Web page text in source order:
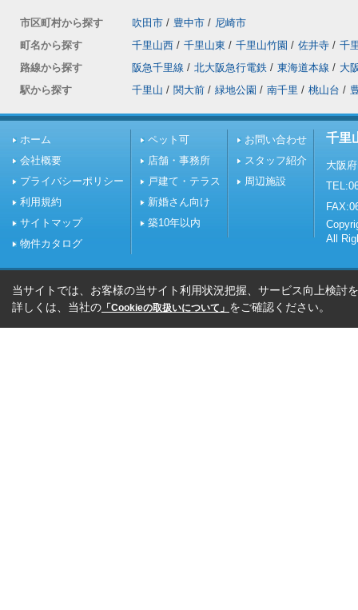
市区町村から探す 吹田市 / 豊中市 / 尼崎市
町名から探す
千里山西 / 千里山東 / 千里山竹園 / 佐井寺 / 千
路線から探す
阪急千里線 / 北大阪急行電鉄 / 東海道本線 / 大
駅から探す
千里山 / 関大前 / 緑地公園 / 南千里 / 桃山台 /
ホーム
会社概要
プライバシーポリシー
利用規約
サイトマップ
物件カタログ
ペット可
店舗・事務所
戸建て・テラス
新婚さん向け
築10年以内
お問い合わせ
スタッフ紹介
周辺施設
千里
大阪
All
当サイトでは、お客様の当サイト利用状況把握、サービス向上検討
詳しくは、当社の 「Cookieの取扱いについて」 をご確認ください。